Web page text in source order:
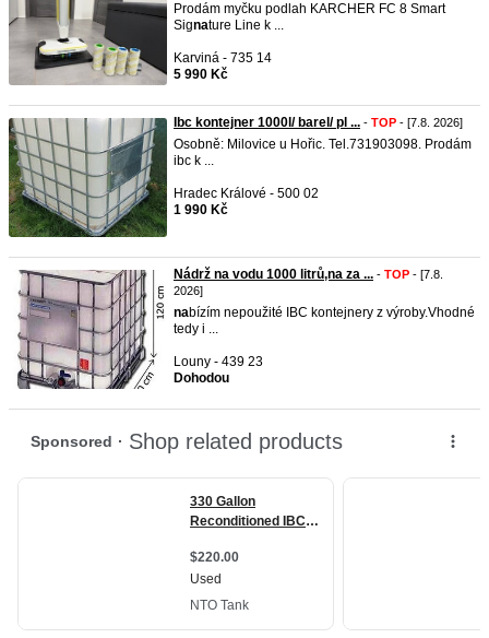
Prodám myčku podlah KARCHER FC 8 Smart
Signature Line k ...
Karviná - 735 14
5 990 Kč
Ibc kontejner 1000l/ barel/ pl ... - TOP - [7.8. 2026]
Osobně: Milovice u Hořic. Tel.731903098. Prodám
ibc k ...
Hradec Králové - 500 02
1 990 Kč
Nádrž na vodu 1000 litrů,na za ... - TOP - [7.8.
2026]
nabízím nepoužité IBC kontejnery z výroby.Vhodné
tedy i ...
Louny - 439 23
Dohodou